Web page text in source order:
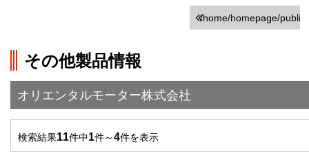
/home/homepage/
その他製品情報
オリエンタルモーター株式会社
検索結果11件中1件～4件を表示